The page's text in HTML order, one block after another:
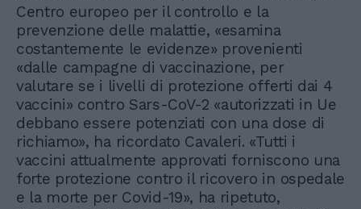
Centro europeo per il controllo e la
prevenzione delle malattie, «esamina
costantemente le evidenze» provenienti
«dalle campagne di vaccinazione, per
valutare se i livelli di protezione offerti dai 4
vaccini» contro Sars-CoV-2 «autorizzati in Ue
debbano essere potenziati con una dose di
richiamo», ha ricordato Cavaleri. «Tutti i
vaccini attualmente approvati forniscono una
forte protezione contro il ricovero in ospedale
e la morte per Covid-19», ha ripetuto,